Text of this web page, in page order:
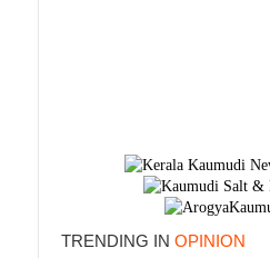
TRENDING IN OPINION